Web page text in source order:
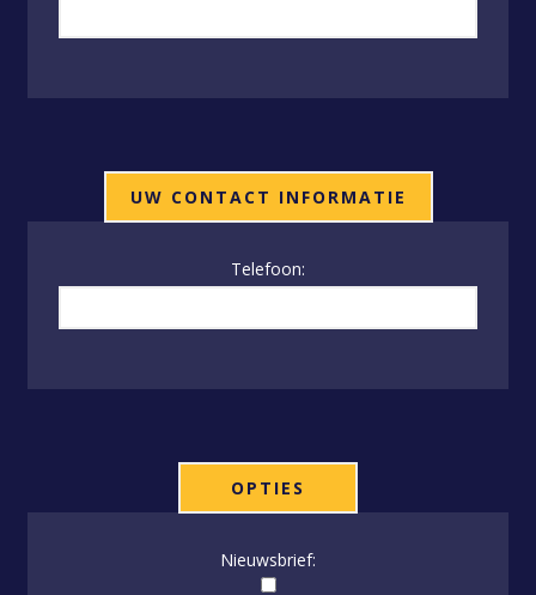
UW CONTACT INFORMATIE
Telefoon:
OPTIES
Nieuwsbrief: